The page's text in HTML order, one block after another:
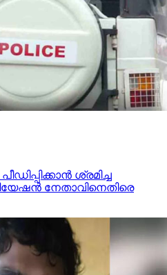
ശ്രമിച്ച
നേതാവിനെതിരെ